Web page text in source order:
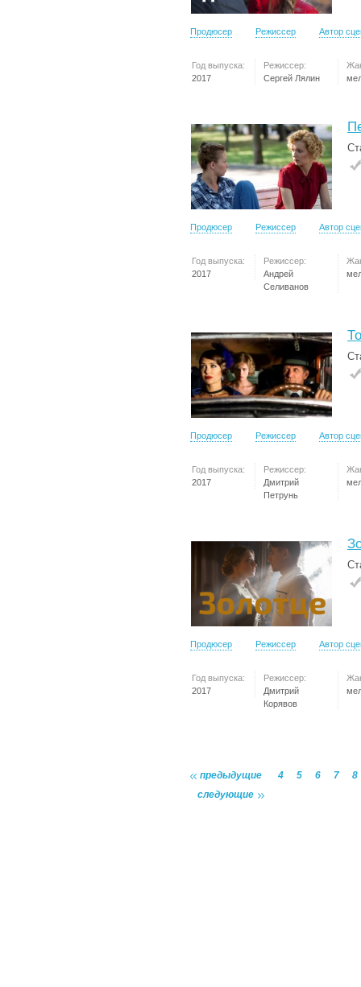
Продюсер Режиссер Автор
Год выпуска:
2017
Режиссер:
Сергей Лялин
Продюсер Режиссер Автор
Год выпуска:
2017
Режиссер:
Андрей
Селиванов
Продюсер Режиссер Автор
Год выпуска:
2017
Режиссер:
Дмитрий
Петрунь
Продюсер Режиссер Автор
Год выпуска:
2017
Режиссер:
Дмитрий
Корявов
предыдущие 4 5 6 7
8
следующие